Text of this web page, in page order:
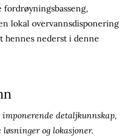
lokal overvannsdisponering
hennes nederst i denne
detaljkunnskap,
løsninger og lokasjoner.